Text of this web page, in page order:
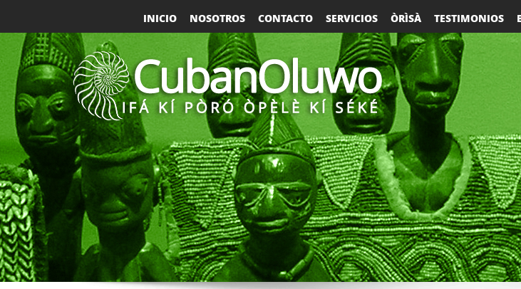
INICIO NOSOTROS CONTACTO SERVICIOS ÒRÌSÀ TESTIMONIOS